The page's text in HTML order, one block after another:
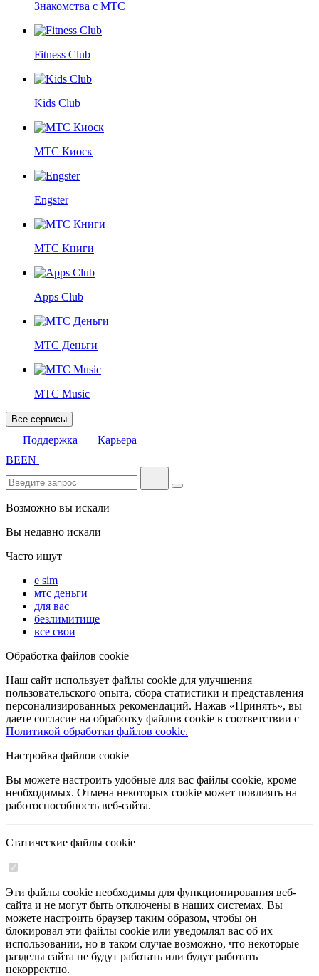
Знакомства с МТС
Fitness Club
Kids Club
МТС Киоск
Engster
МТС Книги
Apps Club
МТС Деньги
МТС Music
Все сервисы
Поддержка
Карьера
BEEN
Возможно вы искали
Вы недавно искали
Часто ищут
e sim
мтс деньги
для вас
безлимитище
все свои
Обработка файлов cookie
Наш сайт использует файлы cookie для улучшения
пользовательского опыта, сбора статистики и представления
персонализированных рекомендаций. Нажав «Принять», вы
даете согласие на обработку файлов cookie в соответствии с
Политикой обработки файлов cookie.
Настройка файлов cookie
Вы можете настроить удобные для вас файлы cookie, кроме
необходимых. Отмена некоторых cookie может повлиять на
работоспособность веб-сайта.
Статические файлы cookie
Эти файлы cookie необходимы для функционирования веб-
сайта и не могут быть отключены в наших системах. Вы
можете настроить браузер таким образом, чтобы он
блокировал эти файлы cookie или уведомлял вас об их
использовании, но в таком случае возможно, что некоторые
разделы сайта не будут работать или будут работать
некорректно.